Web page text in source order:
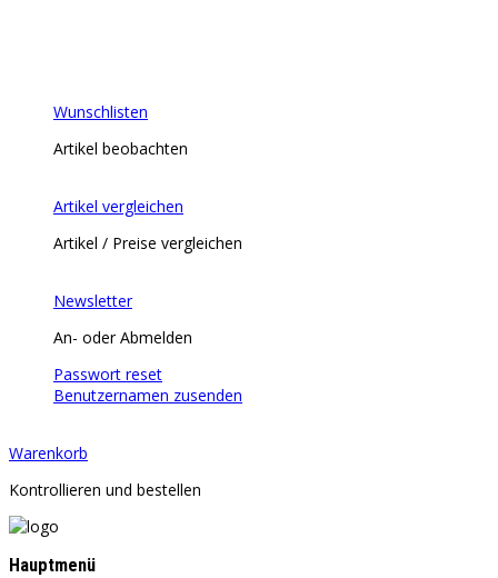
Wunschlisten
Artikel beobachten
Artikel vergleichen
Artikel / Preise vergleichen
Newsletter
An- oder Abmelden
Passwort reset
Benutzernamen zusenden
Warenkorb
Kontrollieren und bestellen
Hauptmenü